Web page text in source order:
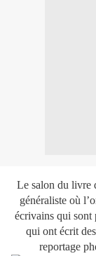
Le salon du livre
généraliste où
écrivains qui sont
qui ont écrit
reportage